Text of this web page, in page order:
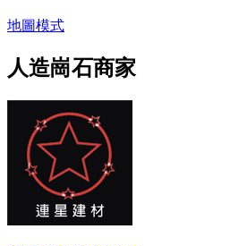
地圖模式
人造崗石商家